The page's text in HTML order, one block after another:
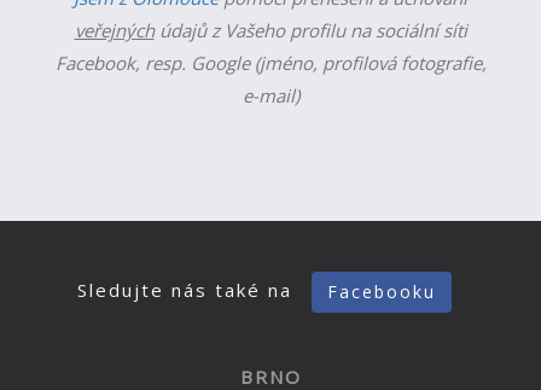
veřejnýchúdajů z Vašeho profilu na sociální síti
Facebook, resp. Google (jméno, profilová fotografie,
e-mail)
Sledujte nás také na Facebooku
BRNO